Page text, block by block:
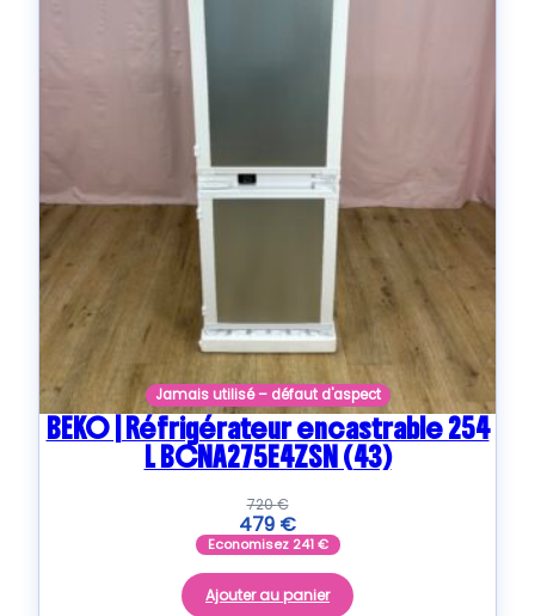
Jamais utilisé – défaut d'aspect
BEKO | Réfrigérateur encastrable 254
L BCNA275E4ZSN (43)
720€
479 €
Economisez 241€
Ajouter au panier